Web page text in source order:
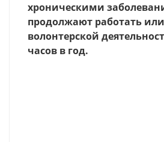
хроническими
продолжают работать
волонтерской
часов в год.